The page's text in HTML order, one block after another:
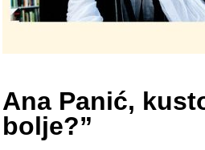
Ana Panić,
bolje?”